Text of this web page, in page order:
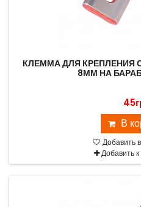
КЛЕММА ДЛЯ КРЕПЛЕНИЯ
8ММ НА
В
Добавить
Добавить